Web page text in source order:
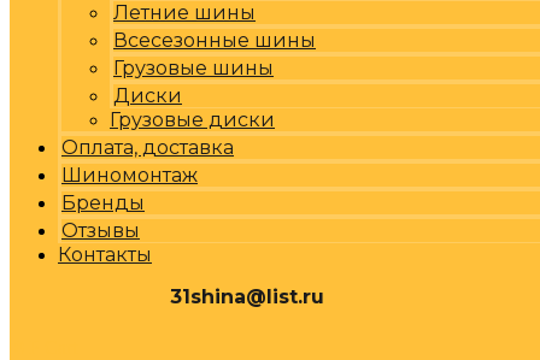
Летние шины
Всесезонные шины
Грузовые шины
Диски
Грузовые диски
Оплата, доставка
Шиномонтаж
Бренды
Отзывы
Контакты
31shina@list.ru